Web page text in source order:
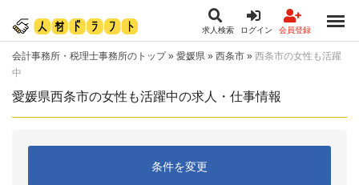
求人検索 ログイン 会員登録
会計事務所・税理士事務所のトップ» 愛媛県 » 西条市 » 西条市の女性も活躍
中
愛媛県西条市の女性も活躍中の求人・仕事情報
条件を変更